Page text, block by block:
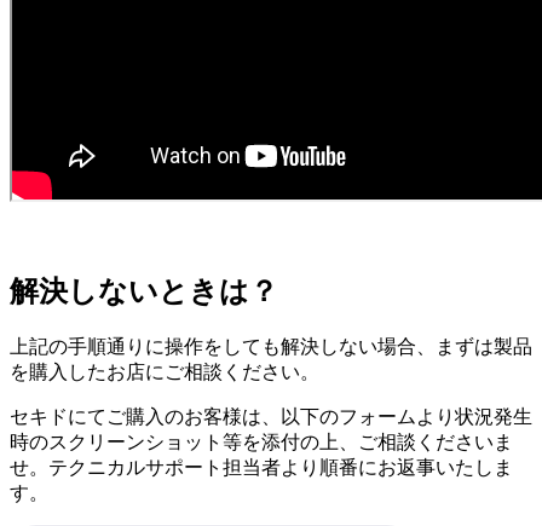
解決しないときは？
上記の手順通りに操作をしても解決しない場合、まずは製品
を購入したお店にご相談ください。
セキドにてご購入のお客様は、以下のフォームより状況発生
時のスクリーンショット等を添付の上、ご相談くださいま
せ。テクニカルサポート担当者より順番にお返事いたしま
す。